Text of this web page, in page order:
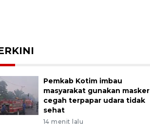
Pemkab Kotim imbau
masyarakat gunakan masker
cegah terpapar udara tidak
sehat
14 menit lalu